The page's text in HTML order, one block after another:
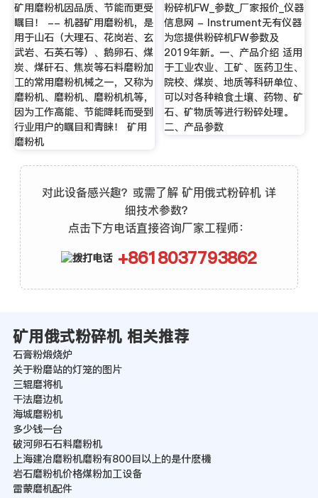
矿用磨粉机因品质、节能而更受
瞩目！ -- 机器矿用磨粉机，是
用于山石（大理石、花岗岩、玄
武岩、石英石等）、鹅卵石、煤
炭、煤矸石、焦炭等石料磨粉加
工的常用磨粉机械之一，又称为
磨粉机、磨粉机、磨粉机机等，
因为工作高能、节能降耗而受到
行业用户的瞩目和青睐！ 矿用
磨粉机
粉碎机FW_参数_厂家报价_仪器
信息网 - Instrument无有仪器
为您提供粉碎机FW参数及
2019年新。一、产品介绍 适用
于工业农业、工矿、医药卫生、
院校、煤炭、地质等科研单位、
可以对各种粮食土壤、药物、矿
石、矿物质等进行粉碎处理。
二、产品参数
对此设备感兴趣？或需了解 矿用俄式粉碎机 详
细技术参数？
点击下方电话直接咨询厂家工程师：
+8618037793862
矿用俄式粉碎机 相关推荐
石膏粉煅烧炉
关于粉磨站的灯笼的图片
三辊磨将机
干法磨边机
海城磨粉机
多少钱一台
破河卵石石料磨粉机
上海建冶磨粉机磨粉有800目以上的是什麽機
岩石磨粉机价格煤粉加工设备
雷蒙磨机配件